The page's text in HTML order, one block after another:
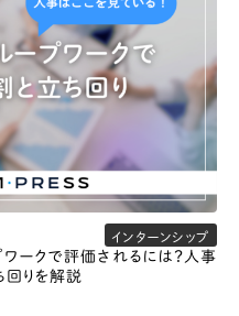
インターンシップ
ワークで評価されるには？人事
回りを解説